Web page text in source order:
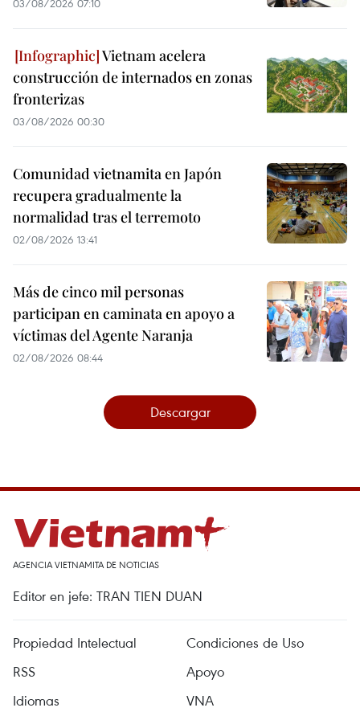
03/08/2026 07:10
Vietnam acelera
construcción de internados en zonas
fronterizas
03/08/2026 00:30
Comunidad vietnamita en Japón
recupera gradualmente la
normalidad tras el terremoto
02/08/2026 13:41
Más de cinco mil personas
participan en caminata en apoyo a
víctimas del Agente Naranja
02/08/2026 08:44
Descargar
AGENCIA VIETNAMITA DE NOTICIAS
Editor en jefe: TRAN TIEN DUAN
Propiedad Intelectual
Condiciones de Uso
RSS
Apoyo
Idiomas
VNA